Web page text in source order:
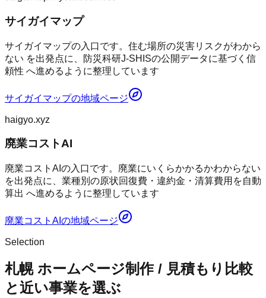
サイガイマップ
サイガイマップの入口です。住む場所の災害リスクがわから
ない を出発点に、防災科研J-SHISの公開データに基づく信
頼性 へ進めるように整理しています
サイガイマップの地域ページ
haigyo.xyz
廃業コストAI
廃業コストAIの入口です。廃業にいくらかかるかわからない
を出発点に、業種別の原状回復費・違約金・清算費用を自動
算出 へ進めるように整理しています
廃業コストAI の地域ページ
Selection
札幌 ホームページ制作 / 見積もり比較
と近い事業を選ぶ